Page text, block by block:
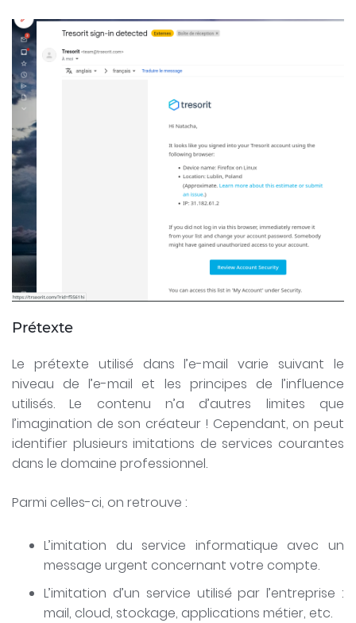
Prétexte
Le prétexte utilisé dans l’e-mail varie suivant le
niveau de l’e-mail et les principes de l’influence
utilisés. Le contenu n’a d’autres limites que
l’imagination de son créateur ! Cependant, on peut
identifier plusieurs imitations de services courantes
dans le domaine professionnel.
Parmi celles-ci, on retrouve :
L’imitation du service informatique avec un
message urgent concernant votre compte.
L’imitation d’un service utilisé par l’entreprise :
mail, cloud, stockage, applications métier, etc.